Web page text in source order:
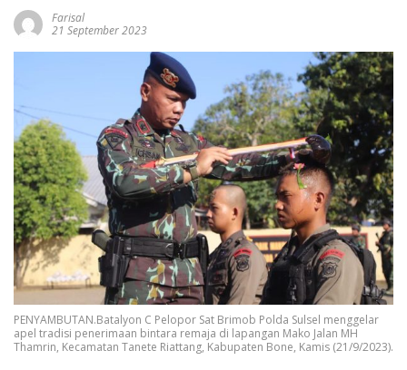
Farisal
21 September 2023
PENYAMBUTAN.Batalyon C Pelopor Sat Brimob Polda Sulsel menggelar
apel tradisi penerimaan bintara remaja di lapangan Mako Jalan MH
Thamrin, Kecamatan Tanete Riattang, Kabupaten Bone, Kamis (21/9/2023).